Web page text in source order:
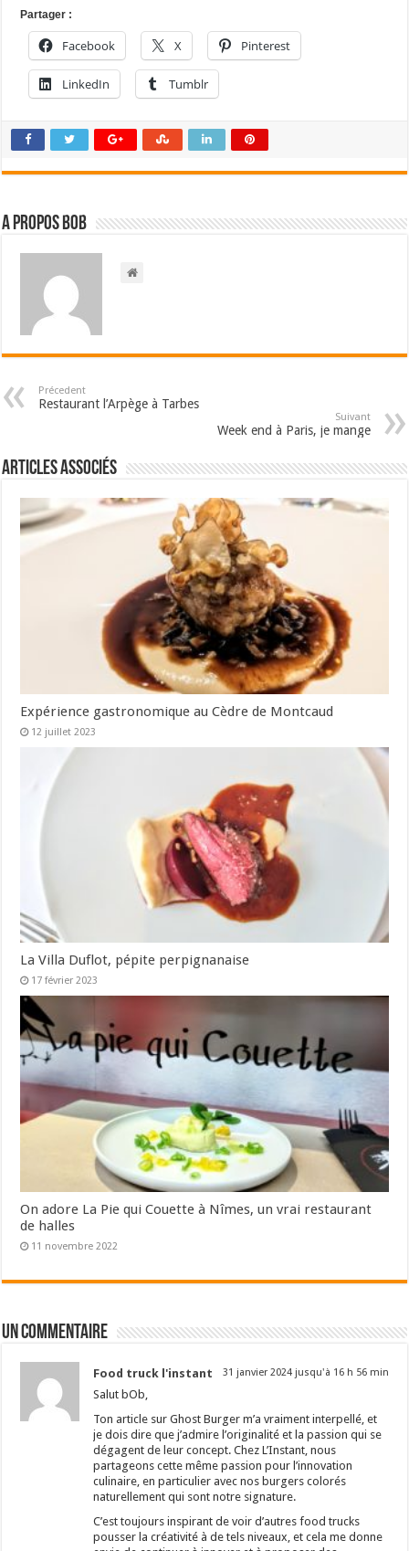
Partager :
Facebook X Pinterest
LinkedIn Tumblr
A propos bOb
Précedent
Restaurant l’Arpège à Tarbes
Suivant
Week end à Paris, je mange
Articles associés
Expérience gastronomique au Cèdre de Montcaud
12 juillet 2023
La Villa Duflot, pépite perpignanaise
17 février 2023
On adore La Pie qui Couette à Nîmes, un vrai restaurant
de halles
11 novembre 2022
Un commentaire
Food truck l'instant 31 janvier 2024 jusqu'à 16 h 56 min
Salut bOb,
Ton article sur Ghost Burger m’a vraiment interpellé, et
je dois dire que j’admire l’originalité et la passion qui se
dégagent de leur concept. Chez L’Instant, nous
partageons cette même passion pour l’innovation
culinaire, en particulier avec nos burgers colorés
naturellement qui sont notre signature.
C’est toujours inspirant de voir d’autres food trucks
pousser la créativité à de tels niveaux, et cela me donne